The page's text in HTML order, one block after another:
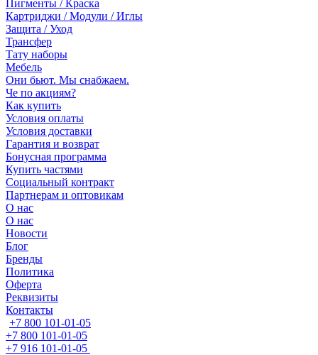
Пигменты / Краска
Картриджи / Модули / Иглы
Защита / Уход
Трансфер
Тату наборы
Мебель
Они бьют. Мы снабжаем.
Че по акциям?
Как купить
Условия оплаты
Условия доставки
Гарантия и возврат
Бонусная программа
Купить частями
Социальный контракт
Партнерам и оптовикам
О нас
О нас
Новости
Блог
Бренды
Политика
Оферта
Реквизиты
Контакты
+7 800 101-01-05
+7 800 101-01-05
+7 916 101-01-05